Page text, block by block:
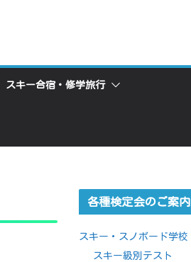
スキー合宿・修学旅行
各種検定会のご案内
スキー・スノボード学校
スキー級別テスト